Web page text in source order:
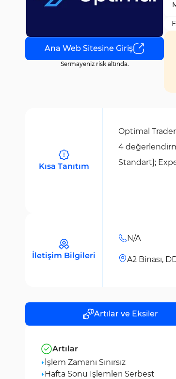
Ana Web Sitesine Giriş
Sermayeniz risk altında.
Kısa Tanıtım
Optimal
4
Standart];
İletişim Bilgileri
N/A
A2 Binası,
Artılar ve Eksiler
Artılar
İşlem Zamanı Sınırsız
Hafta Sonu İşlemleri Serbest